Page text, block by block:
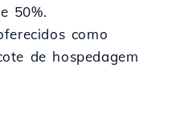
50%.
como
de hospedagem